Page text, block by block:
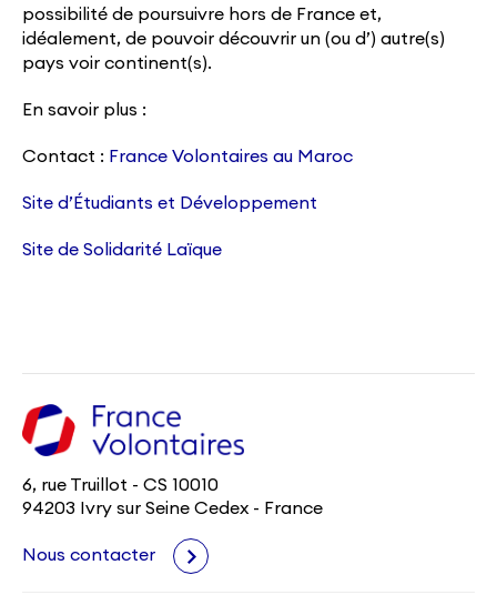
possibilité de poursuivre hors de France et,
idéalement, de pouvoir découvrir un (ou d’) autre(s)
pays voir continent(s).
En savoir plus :
Contact : France Volontaires au Maroc
Site d’Étudiants et Développement
Site de Solidarité Laïque
6, rue Truillot - CS 10010
94203 Ivry sur Seine Cedex - France
Nous contacter